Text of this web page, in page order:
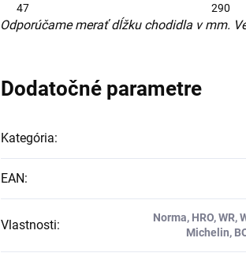
47
290
Odporúčame merať dĺžku chodidla v mm.
Dodatočné parametre
Kategória:
EAN:
Vlastnosti:
Norma, HRO, WR,
Michelin,